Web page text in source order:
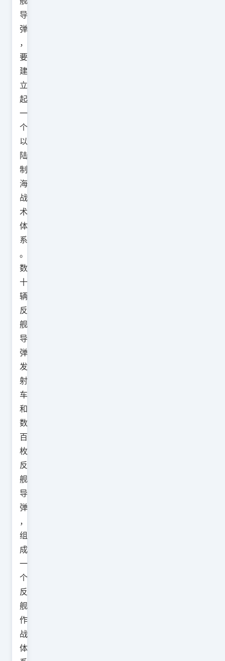
导
弹
，
要
建
立
起
一
个
以
陆
制
海
战
术
体
系
。
数
十
辆
反
舰
导
弹
发
射
车
和
数
百
枚
反
舰
导
弹
，
组
成
一
个
反
舰
作
战
体